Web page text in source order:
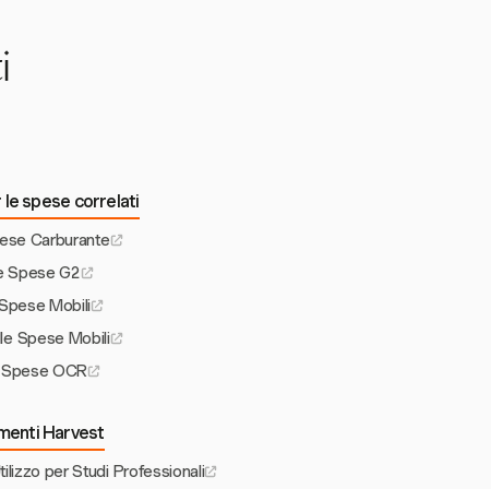
spese correlati
Carburante
Spese G2
Mobili
Spese Mobili
OCR
Harvest
per Studi Professionali